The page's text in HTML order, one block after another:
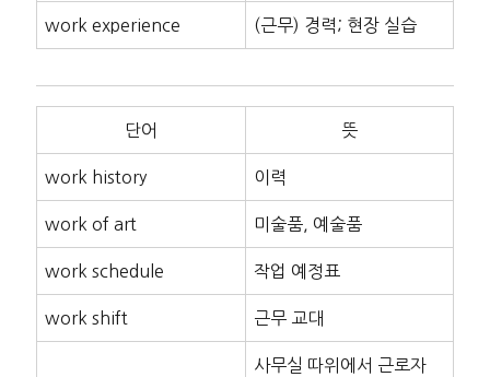
work experience (근무) 경력; 현장 실습
단어 뜻
work history 이력
work of art 미술품, 예술품
work schedule 작업 예정표
work shift 근무 교대
사무실 따위에서 근로자